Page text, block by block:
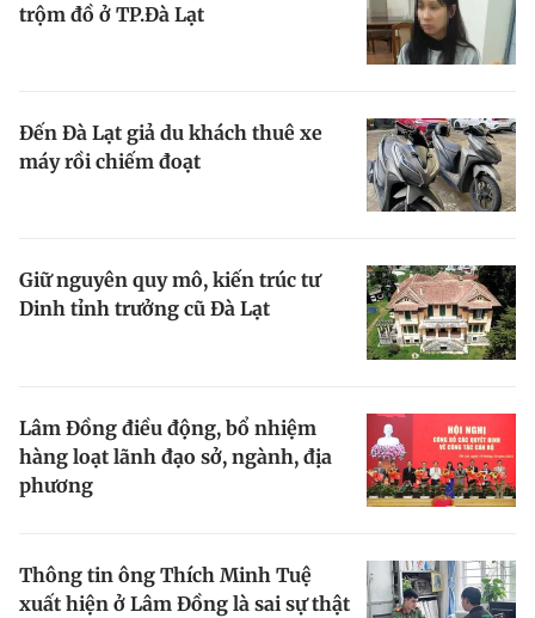
trộm đồ ở TP.Đà Lạt
Đến Đà Lạt giả du khách thuê xe
máy rồi chiếm đoạt
Giữ nguyên quy mô, kiến trúc tư
Dinh tỉnh trưởng cũ Đà Lạt
Lâm Đồng điều động, bổ nhiệm
hàng loạt lãnh đạo sở, ngành, địa
phương
Thông tin ông Thích Minh Tuệ
xuất hiện ở Lâm Đồng là sai sự thật